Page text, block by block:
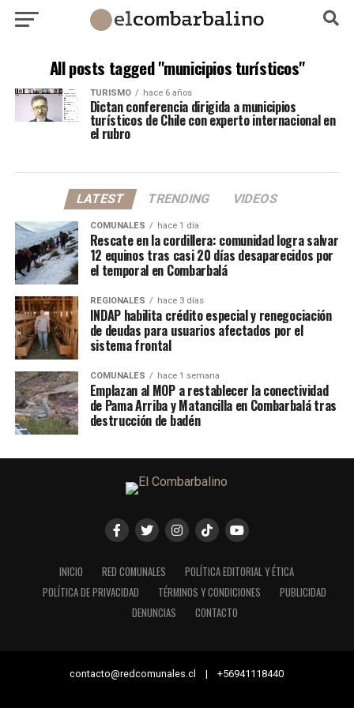
All posts tagged "municipios turísticos"
TURISMO hace 6 años
Dictan conferencia dirigida a municipios
turísticos de Chile con experto internacional en
el rubro
LATEST TRENDING VIDEOS
COMUNALES hace 1 día
Rescate en la cordillera: comunidad logra salvar
12 equinos tras casi 20 días desaparecidos por
el temporal en Combarbalá
REGIONALES hace 3 días
INDAP habilita crédito especial y renegociación
de deudas para usuarios afectados por el
sistema frontal
COMUNALES hace 1 semana
Emplazan al MOP a restablecer la conectividad
de Pama Arriba y Matancilla en Combarbalá tras
destrucción de badén
INICIO RED COMUNALES
POLÍTICA EDITORIAL Y ÉTICA
POLÍTICA DE PRIVACIDAD
TÉRMINOS Y CONDICIONES
PUBLICIDAD
DENUNCIAS
CONTACTO
contacto@redcomunales.cl | +56941118440